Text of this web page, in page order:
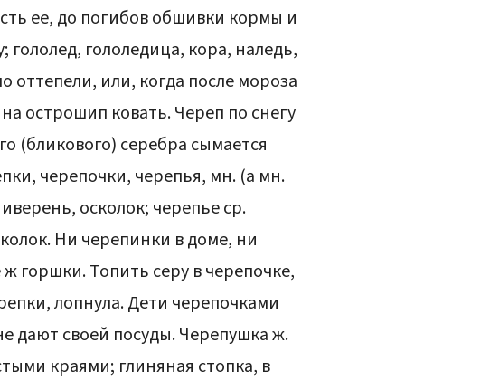
ее, до погибов обшивки кормы и
гололед, гололедица, кора, наледь,
оттепели, или, когда после мороза
острошип ковать. Череп по снегу
(бликового) серебра сымается
черепочки, черепья, мн. (а мн.
осколок; черепье ср.
Ни черепинки в доме, ни
горшки. Топить серу в черепочке,
лопнула. Дети черепочками
дают своей посуды. Черепушка ж.
краями; глиняная стопка, в